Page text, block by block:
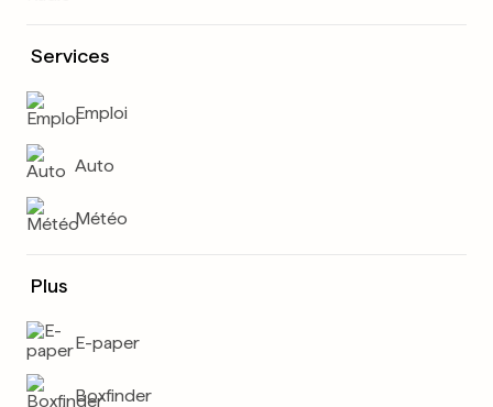
Services
Emploi
Auto
Météo
Plus
E-paper
Boxfinder